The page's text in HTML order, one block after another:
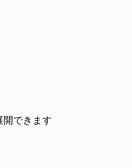
開できます